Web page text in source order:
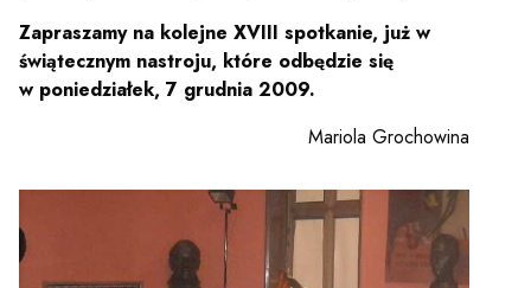
Zapraszamy na kolejne XVIII spotkanie, już w
świątecznym nastroju, które odbędzie się
w poniedziałek, 7 grudnia 2009.
Mariola Grochowina